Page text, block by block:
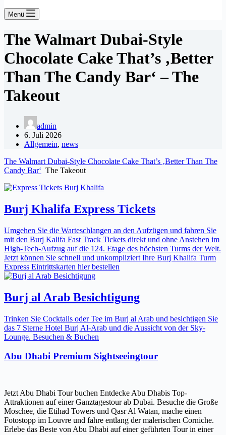
Menü
The Walmart Dubai-Style
Chocolate Cake That’s ‚Better
Than The Candy Bar‘ – The
Takeout
admin
6. Juli 2026
Allgemein, news
The Walmart Dubai-Style Chocolate Cake That’s ‚Better Than The
Candy Bar‘ The Takeout
Burj Khalifa Express Tickets
Umgehen Sie die Warteschlangen an den Aufzügen und fahren Sie
mit den Burj Kalifa Fast Track Tickets direkt und ohne Anstehen im
High-Tech-Aufzug auf die 124. Etage des höchsten Turms der Welt.
Jetzt können Sie schnell und unkompliziert Ihre Burj Khalifa Turm
Express Eintrittskarten hier bestellen
Burj al Arab Besichtigung
Trinken Sie Cocktails oder Tee im Burj al Arab und besichtigen Sie
das 7 Sterne Hotel Burj Al-Arab und die Aussicht von der Sky-
Lounge. Besuchen & Buchen
Abu Dhabi Premium Sightseeingtour
Jetzt Abu Dhabi Tour buchen Entdecke Abu Dhabis Top-
Attraktionen auf einer Ganztagestour ab Dubai. Besuche die Große
Moschee, die Etihad Towers und Qasr Al Watan, mache einen
Fotostopp im Louvre und fahre entlang der malerischen Corniche.
Erlebe das Beste von Abu Dhabi auf einer geführten Tour in einer